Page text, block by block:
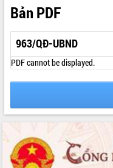
LÃNH ĐẠO UBND TỈNH
TIN TỨC SỰ KIỆN
SỞ, BAN, NGÀNH
UBND CÁC XÃ, PHƯỜNG
THÔNG TIN CHỈ ĐẠO ĐIỀU HÀNH
VĂN BẢN HĐND TỈNH
Bản PDF
963/QĐ-UBND
PDF cannot be displayed.